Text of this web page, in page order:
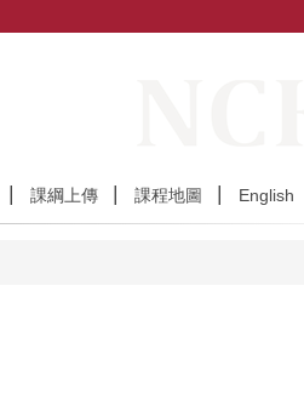
課綱上傳 課程地圖 English